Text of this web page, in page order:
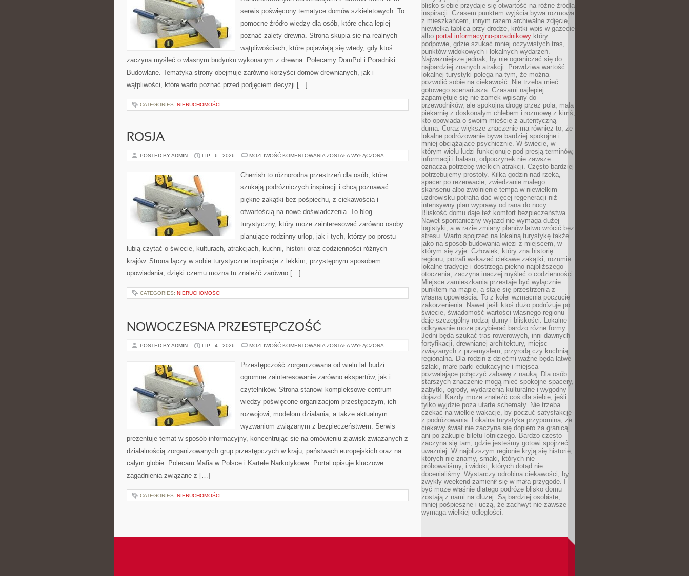
serwis poświęcony tematyce domów szkieletowych. To
pomocne źródło wiedzy dla osób, które chcą lepiej
poznać zalety drewna. Strona skupia się na realnych
wątpliwościach, które pojawiają się wtedy, gdy ktoś
zaczyna myśleć o własnym budynku wykonanym z drewna. Polecamy DomPol i Poradniki
Budowlane. Tematyka strony obejmuje zarówno korzyści domów drewnianych, jak i
wątpliwości, które warto poznać przed podjęciem decyzji […]
CATEGORIES: NIERUCHOMOŚCI
ROSJA
POSTED BY ADMIN LIP - 6 - 2026 MOŻLIWOŚĆ KOMENTOWANIA ROSJA
ZOSTAŁA WYŁĄCZONA
Cherrish to różnorodna przestrzeń dla osób, które
szukają podróżniczych inspiracji i chcą poznawać
piękne zakątki bez pośpiechu, z ciekawością i
otwartością na nowe doświadczenia. To blog
turystyczny, który może zainteresować zarówno osoby
planujące rodzinny urlop, jak i tych, którzy po prostu
lubią czytać o świecie, kulturach, atrakcjach, kuchni, historii oraz codzienności różnych
krajów. Strona łączy w sobie turystyczne inspiracje z lekkim, przystępnym sposobem
opowiadania, dzięki czemu można tu znaleźć zarówno […]
CATEGORIES: NIERUCHOMOŚCI
NOWOCZESNA PRZESTĘPCZOŚĆ
POSTED BY ADMIN LIP - 4 - 2026 MOŻLIWOŚĆ KOMENTOWANIA NOWOCZESNA
ZOSTAŁA WYŁĄCZONA
Przestępczość zorganizowana od wielu lat budzi
ogromne zainteresowanie zarówno ekspertów, jak i
czytelników. Strona stanowi kompleksowe centrum
wiedzy poświęcone organizacjom przestępczym, ich
rozwojowi, modelom działania, a także aktualnym
wyzwaniom związanym z bezpieczeństwem. Serwis
prezentuje temat w sposób informacyjny, koncentrując się na omówieniu zjawisk związanych z
działalnością zorganizowanych grup przestępczych w kraju, państwach europejskich oraz na
całym globie. Polecam Mafia w Polsce i Kartele Narkotykowe. Portal opisuje kluczowe
zagadnienia związane z […]
CATEGORIES: NIERUCHOMOŚCI
blisko siebie przydaje się otwartość na różne źródła
inspiracji. Czasem punktem wyjścia bywa rozmowa
z mieszkańcem, innym razem archiwalne zdjęcie,
niewielka tablica przy drodze, krótki wpis w gazecie
albo portal informacyjno-poradnikowy który
podpowie, gdzie szukać mniej oczywistych tras,
punktów widokowych i lokalnych wydarzeń.
Najważniejsze jednak, by nie ograniczać się do
najbardziej znanych atrakcji. Prawdziwa wartość
lokalnej turystyki polega na tym, że można
pozwolić sobie na ciekawość. Nie trzeba mieć
gotowego scenariusza. Czasami najlepiej
zapamiętuje się nie zamek wpisany do
przewodników, ale spokojną drogę przez pola, małą
piekarnię z doskonałym chlebem i rozmowę z kimś,
kto opowiada o swoim mieście z autentyczną
dumą. Coraz większe znaczenie ma również to, że
lokalne podróżowanie bywa bardziej spokojne i
mniej obciążające psychicznie. W świecie, w
którym wielu ludzi funkcjonuje pod presją terminów,
informacji i hałasu, odpoczynek nie zawsze
oznacza potrzebę wielkich atrakcji. Często bardziej
potrzebujemy prostoty. Kilka godzin nad rzeką,
spacer po rezerwacie, zwiedzanie małego
skansenu albo zwolnienie tempa w niewielkim
uzdrowisku potrafią dać więcej regeneracji niż
intensywny plan wyprawy od rana do nocy.
Bliskość domu daje też komfort bezpieczeństwa.
Nawet spontaniczny wyjazd nie wymaga dużej
logistyki, a w razie zmiany planów łatwo wrócić bez
stresu. Warto spojrzeć na lokalną turystykę także
jako na sposób budowania więzi z miejscem, w
którym się żyje. Człowiek, który zna historię
regionu, potrafi wskazać ciekawe zakątki, rozumie
lokalne tradycje i dostrzega piękno najbliższego
otoczenia, zaczyna inaczej myśleć o codzienności.
Miejsce zamieszkania przestaje być wyłącznie
punktem na mapie, a staje się przestrzenią z
własną opowieścią. To z kolei wzmacnia poczucie
zakorzenienia. Nawet jeśli ktoś dużo podróżuje po
świecie, świadomość wartości własnego regionu
daje szczególny rodzaj dumy i bliskości. Lokalne
odkrywanie może przybierać bardzo różne formy.
Jedni będą szukać tras rowerowych, inni dawnych
fortyfikacji, drewnianej architektury, miejsc
związanych z przemysłem, przyrodą czy kuchnią
regionalną. Dla rodzin z dziećmi ważne będą łatwe
szlaki, małe parki edukacyjne i miejsca
pozwalające połączyć zabawę z nauką. Dla osób
starszych znaczenie mogą mieć spokojne spacery,
zabytki, ogrody, wydarzenia kulturalne i wygodny
dojazd. Każdy może znaleźć coś dla siebie, jeśli
tylko wyjdzie poza utarte schematy. Nie trzeba
czekać na wielkie wakacje, by poczuć satysfakcję
z podróżowania. Lokalna turystyka przypomina, że
ciekawy świat nie zaczyna się dopiero za granicą
ani po zakupie biletu lotniczego. Bardzo często
zaczyna się tam, gdzie jesteśmy gotowi spojrzeć
uważniej. W najbliższym regionie kryją się historie,
których nie znamy, smaki, których nie
próbowaliśmy, i widoki, których dotąd nie
docenialiśmy. Wystarczy odrobina ciekawości, by
zwykły weekend zamienił się w małą przygodę. I
być może właśnie dlatego podróże blisko domu
zostają z nami na dłużej. Są bardziej osobiste,
mniej pośpieszne i uczą, że zachwyt nie zawsze
wymaga wielkiej odległości.